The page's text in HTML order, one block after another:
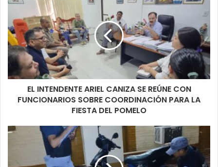
EL INTENDENTE ARIEL CANIZA SE REÚNE CON
FUNCIONARIOS SOBRE COORDINACIÓN PARA LA
FIESTA DEL POMELO